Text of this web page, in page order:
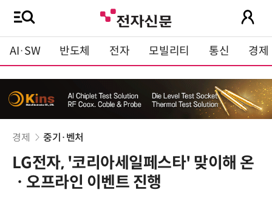
AI·SW 반도체 전자 모빌리티 통신 경제
경제 중기·벤처
LG전자, '코리아세일페스타' 맞이해 온
ㆍ오프라인 이벤트 진행